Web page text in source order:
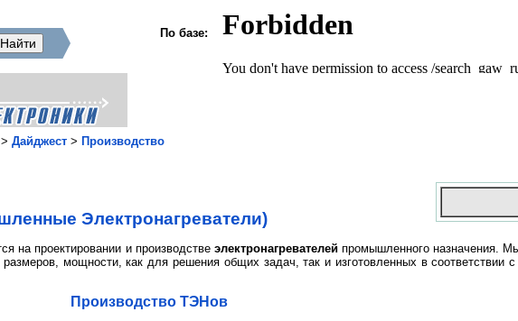
По базе:
> Дайджест > Производство
Электронагреватели)
на проектировании и производстве электронагревателейпромышленного назначения.
мощности, как для решения общих задач, так и изготовленных в соответствии с
Производство ТЭНов